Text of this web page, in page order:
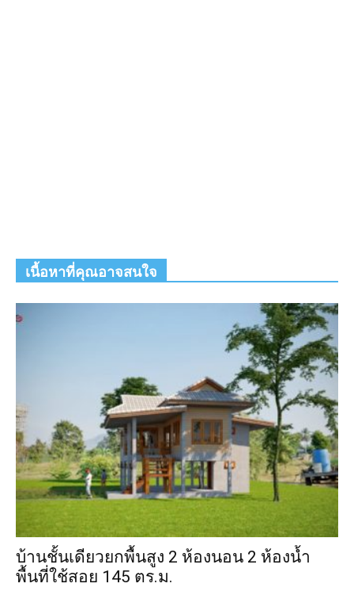
เนื้อหาที่คุณอาจสนใจ
บ้านชั้นเดียวยกพื้นสูง 2 ห้องนอน 2 ห้องน้ำ
พื้นที่ใช้สอย 145 ตร.ม.